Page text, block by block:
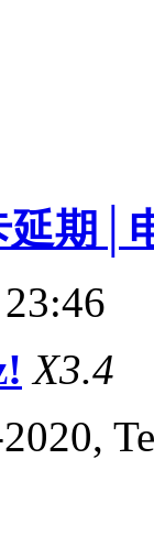
期│
X3.4